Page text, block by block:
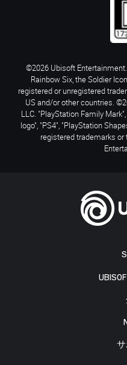
サ
©2026 Ubisoft Entertainment.
Rainbow Six, the Soldier
registered or unregistered
US and/or other countries.
LLC. "PlayStation Family
logo", "PS4", "PlayStation
registered trademarks